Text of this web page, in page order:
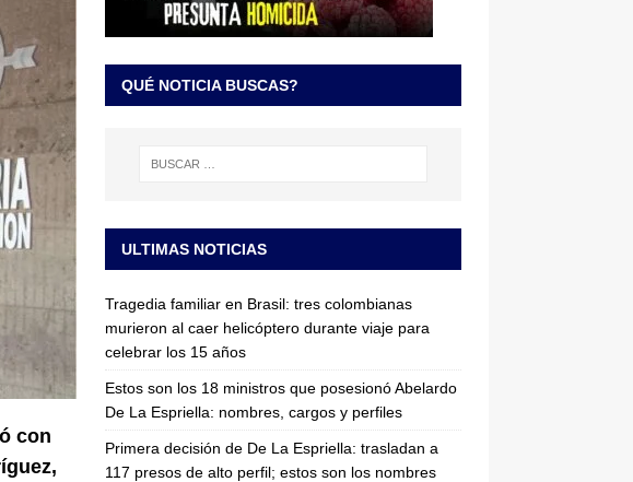
los
con
QUÉ NOTICIA BUSCAS?
ULTIMAS NOTICIAS
Tragedia familiar en Brasil: tres colombianas
murieron al caer helicóptero durante viaje para
celebrar los 15 años
Estos son los 18 ministros que posesionó Abelardo
De La Espriella: nombres, cargos y perfiles
Primera decisión de De La Espriella: trasladan a
117 presos de alto perfil; estos son los nombres